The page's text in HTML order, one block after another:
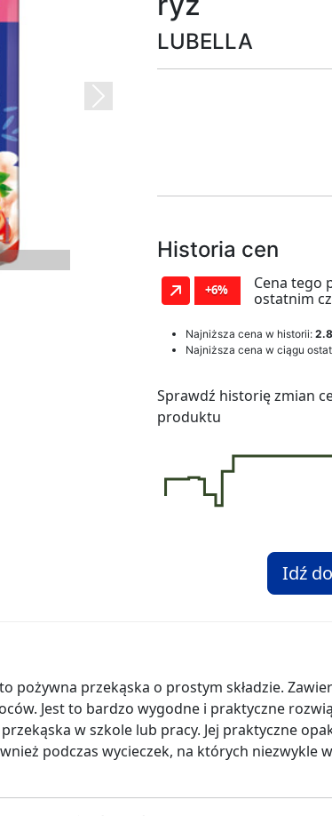
Next
LUBELLA
Historia cen
+6%
Cena tego
ostatnim
Najniższa cena w historii:
Najniższa cena w ciągu
Sprawdź historię zmian
produktu
Idź
pożywna przekąska o prostym składzie.
Jest to bardzo wygodne i praktyczne
w szkole lub pracy. Jej praktyczne
podczas wycieczek, na których niezwykle